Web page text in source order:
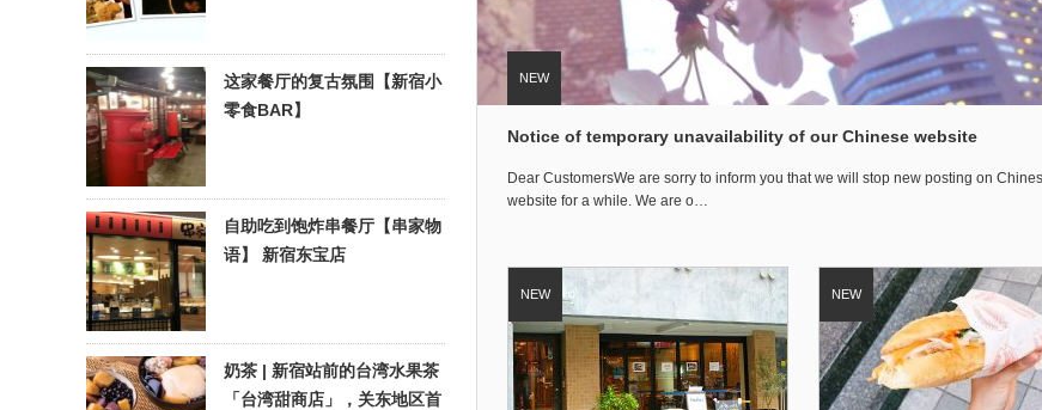
Notice of temporary unavailability of our Chinese website
Dear CustomersWe are sorry to inform you that we will stop new posting on
website for a while. We are o…
这家餐厅的复古氛围【新宿小
零食BAR】
自助吃到饱炸串餐厅【串家物
语】 新宿东宝店
奶茶 | 新宿站前的台湾水果茶
「台湾甜商店」，关东地区首